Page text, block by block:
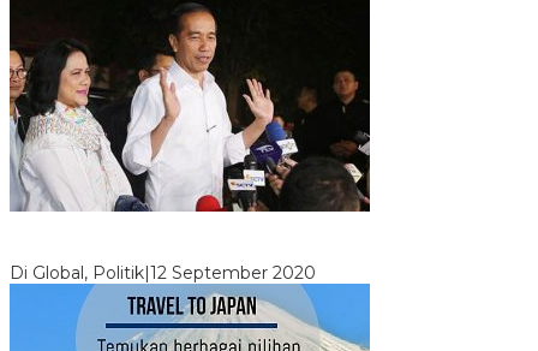
Di Global, Politik|12 September 2020